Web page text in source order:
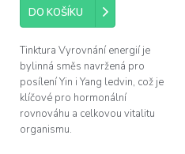
DO KOŠÍKU
Tinktura Vyrovnání energií je
bylinná směs navržená pro
posílení Yin i Yang ledvin, což je
klíčové pro hormonální
rovnováhu a celkovou vitalitu
organismu.